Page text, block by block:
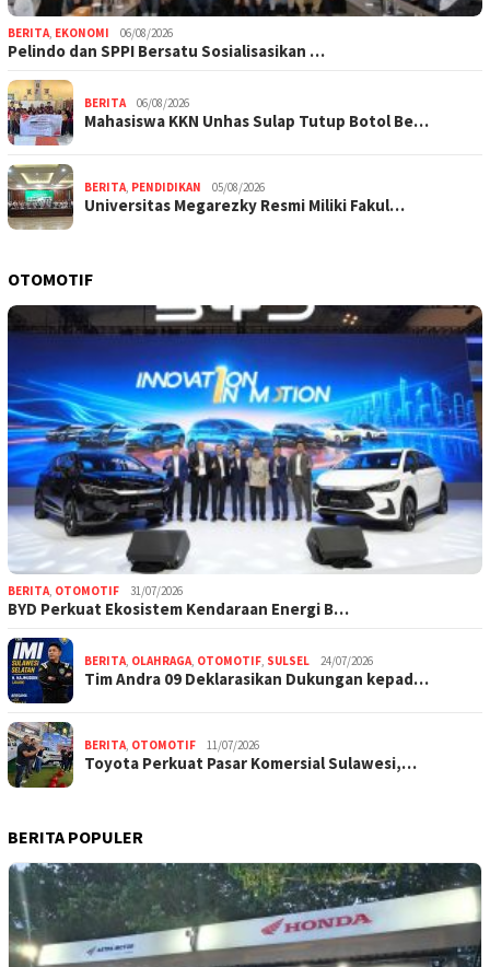
BERITA, EKONOMI 06/08/2026
Pelindo dan SPPI Bersatu Sosialisasikan …
BERITA 06/08/2026
Mahasiswa KKN Unhas Sulap Tutup Botol Be…
BERITA, PENDIDIKAN 05/08/2026
Universitas Megarezky Resmi Miliki Fakul…
OTOMOTIF
BERITA OTOMOTIF 31/07/2026
BYD Perkuat Ekosistem Kendaraan Energi B…
BERITA OLAHRAGA OTOMOTIF SULSEL 24/07/2026
Tim Andra 09 Deklarasikan Dukungan kepad…
BERITA OTOMOTIF 11/07/2026
Toyota Perkuat Pasar Komersial Sulawesi,…
BERITA POPULER